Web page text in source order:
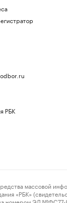
РБК
массовой
«РБК»